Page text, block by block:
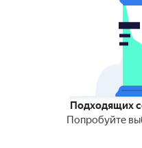
Подходящих
Попробуйте